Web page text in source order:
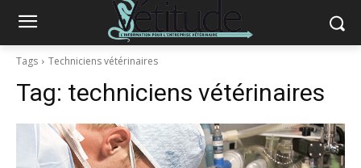
Tags Techniciens vétérinaires
Tag: techniciens vétérinaires